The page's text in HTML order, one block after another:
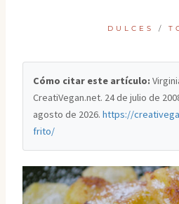
DULCES /
Cómo citar este artículo:
CreatiVegan.net. 24 de julio de
agosto de 2026.https://
frito/